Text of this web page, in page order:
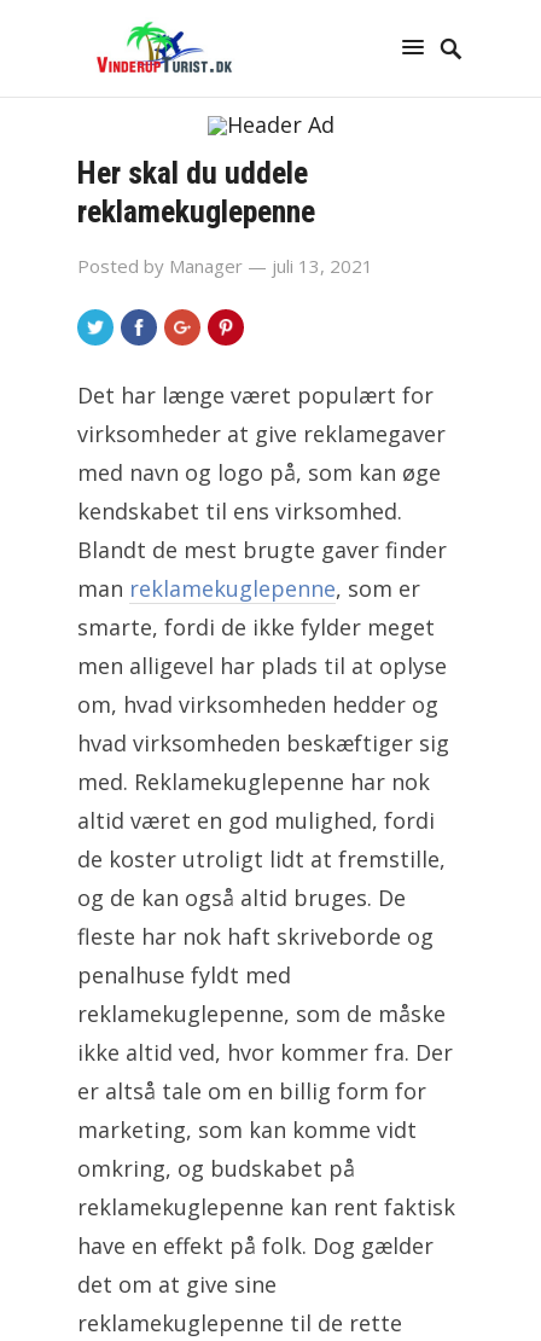
Her skal du uddele
reklamekuglepenne
Posted by Manager — juli 13, 2021
Det har længe været populært for
virksomheder at give reklamegaver
med navn og logo på, som kan øge
kendskabet til ens virksomhed.
Blandt de mest brugte gaver finder
man reklamekuglepenne, som er
smarte, fordi de ikke fylder meget
men alligevel har plads til at oplyse
om, hvad virksomheden hedder og
hvad virksomheden beskæftiger sig
med. Reklamekuglepenne har nok
altid været en god mulighed, fordi
de koster utroligt lidt at fremstille,
og de kan også altid bruges. De
fleste har nok haft skriveborde og
penalhuse fyldt med
reklamekuglepenne, som de måske
ikke altid ved, hvor kommer fra. Der
er altså tale om en billig form for
marketing, som kan komme vidt
omkring, og budskabet på
reklamekuglepenne kan rent faktisk
have en effekt på folk. Dog gælder
det om at give sine
reklamekuglepenne til de rette